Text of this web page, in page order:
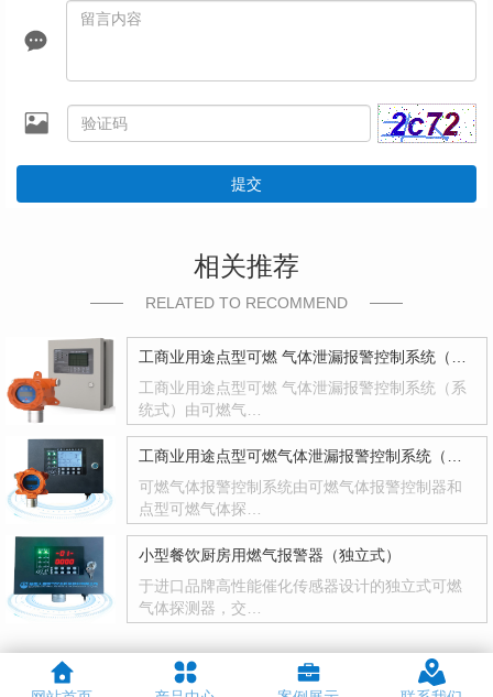
提交
相关推荐
RELATED TO RECOMMEND
工商业用途点型可燃 气体泄漏报警控制系统（系
统式）由可燃气…
可燃气体报警控制系统由可燃气体报警控制器和
点型可燃气体探…
小型餐饮厨房用燃气报警器（独立式）
于进口品牌高性能催化传感器设计的独立式可燃
气体探测器，交…